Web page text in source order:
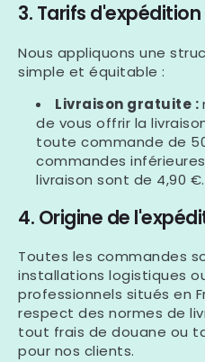
3. Tarifs d'expédition
Nous appliquons une
simple et équitable :
Livraison gratuite :
de vous offrir la
toute commande de
commandes
livraison sont de 4,90 €.
4. Origine de
Toutes les commandes
installations logistiques
professionnels situés en
respect des normes de
tout frais de douane ou
pour nos clients.